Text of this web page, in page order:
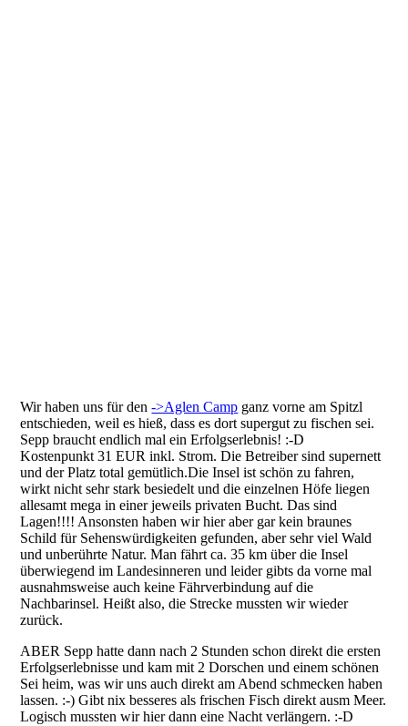
Wir haben uns für den->Aglen Camp ganz vorne am Spitzl
entschieden, weil es hieß, dass es dort supergut zu fischen sei.
Sepp braucht endlich mal ein Erfolgserlebnis! :-D
Kostenpunkt 31 EUR inkl. Strom. Die Betreiber sind supernett
und der Platz total gemütlich.Die Insel ist schön zu fahren,
wirkt nicht sehr stark besiedelt und die einzelnen Höfe liegen
allesamt mega in einer jeweils privaten Bucht. Das sind
Lagen!!!! Ansonsten haben wir hier aber gar kein braunes
Schild für Sehenswürdigkeiten gefunden, aber sehr viel Wald
und unberührte Natur. Man fährt ca. 35 km über die Insel
überwiegend im Landesinneren und leider gibts da vorne mal
ausnahmsweise auch keine Fährverbindung auf die
Nachbarinsel. Heißt also, die Strecke mussten wir wieder
zurück.
ABER Sepp hatte dann nach 2 Stunden schon direkt die ersten
Erfolgserlebnisse und kam mit 2 Dorschen und einem schönen
Sei heim, was wir uns auch direkt am Abend schmecken haben
lassen. :-) Gibt nix besseres als frischen Fisch direkt ausm Meer.
Logisch mussten wir hier dann eine Nacht verlängern. :-D